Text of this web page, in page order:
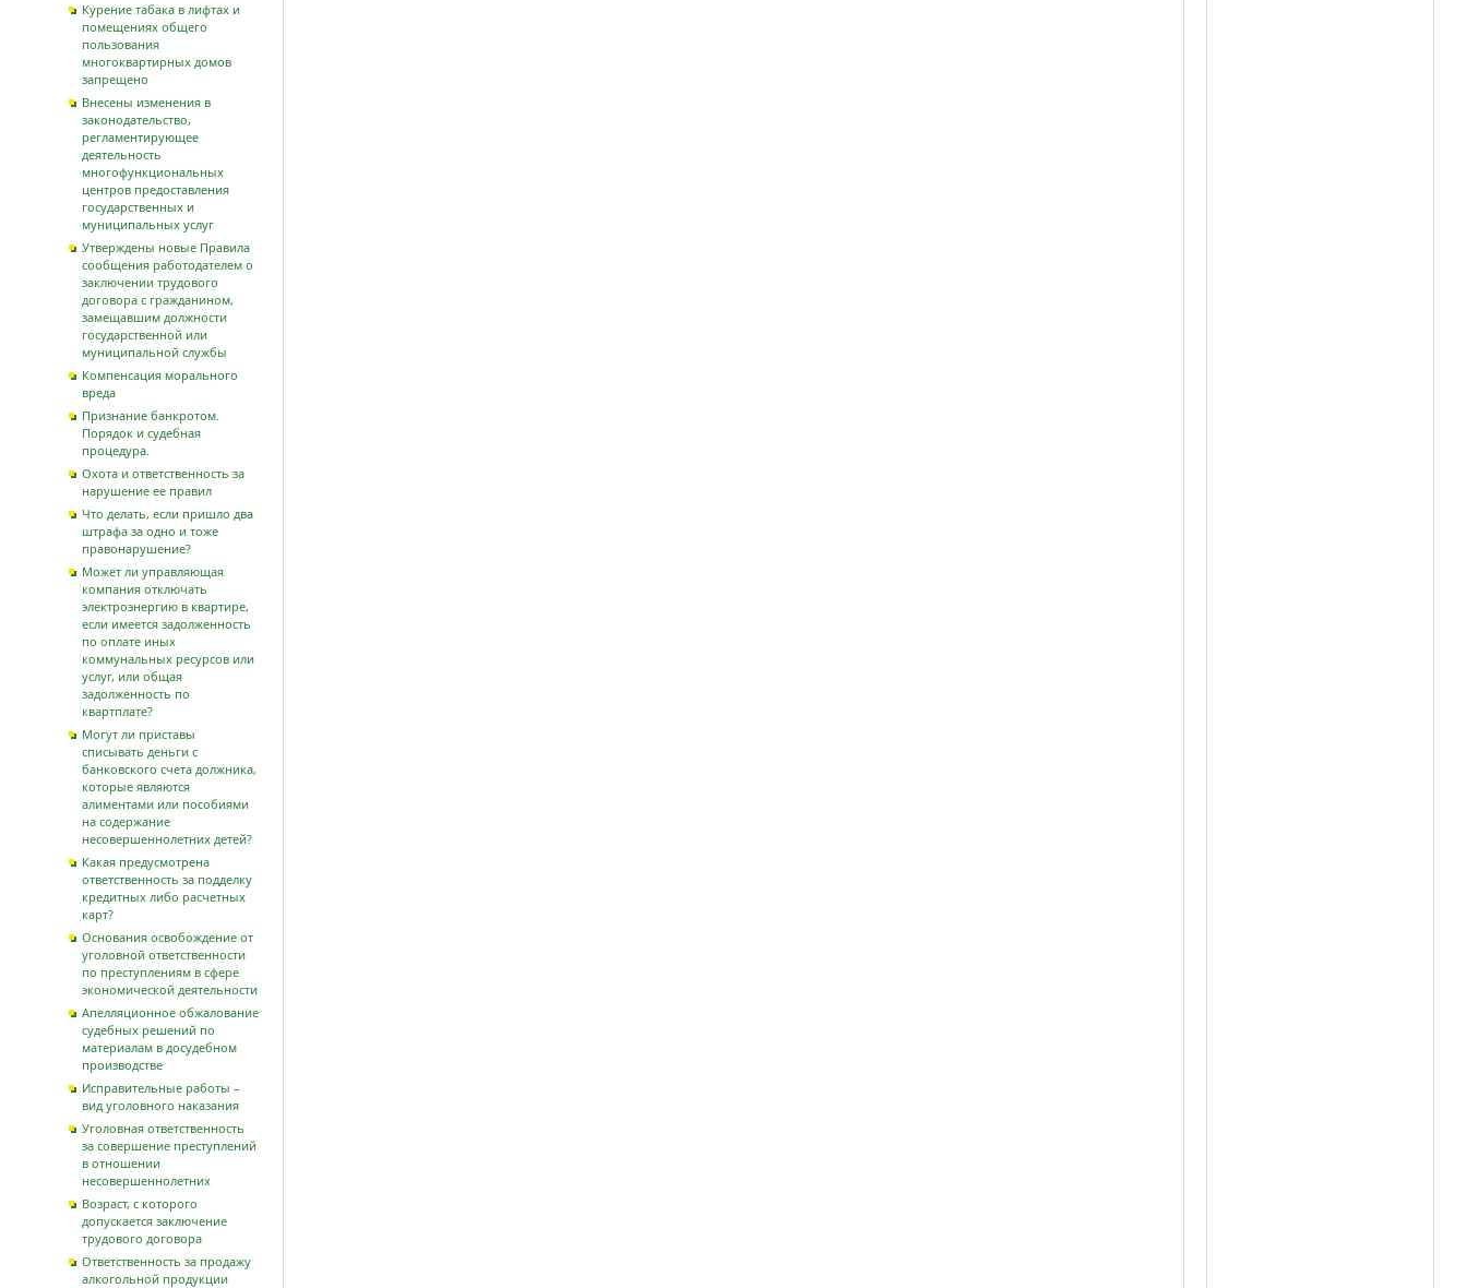
Курение табака в лифтах и
помещениях общего
пользования
многоквартирных домов
запрещено
Внесены изменения в
законодательство,
регламентирующее
деятельность
многофункциональных
центров предоставления
государственных и
муниципальных услуг
Утверждены новые Правила
сообщения работодателем о
заключении трудового
договора с гражданином,
замещавшим должности
государственной или
муниципальной службы
Компенсация морального
вреда
Признание банкротом.
Порядок и судебная
процедура.
Охота и ответственность за
нарушение ее правил
Что делать, если пришло два
штрафа за одно и тоже
правонарушение?
Может ли управляющая
компания отключать
электроэнергию в квартире,
если имеется задолженность
по оплате иных
коммунальных ресурсов или
услуг, или общая
задолженность по
квартплате?
Могут ли приставы
списывать деньги с
банковского счета должника,
которые являются
алиментами или пособиями
на содержание
несовершеннолетних детей?
Какая предусмотрена
ответственность за подделку
кредитных либо расчетных
карт?
Основания освобождение от
уголовной ответственности
по преступлениям в сфере
экономической деятельности
Апелляционное обжалование
судебных решений по
материалам в досудебном
производстве
Исправительные работы –
вид уголовного наказания
Уголовная ответственность
за совершение преступлений
в отношении
несовершеннолетних
Возраст, с которого
допускается заключение
трудового договора
Ответственность за продажу
алкогольной продукции